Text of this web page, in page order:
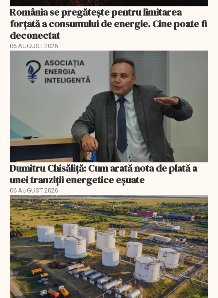
România se pregătește pentru limitarea
forțată a consumului de energie. Cine poate fi
deconectat
06 AUGUST 2026
Dumitru Chisăliță: Cum arată nota de plată a
unei tranziții energetice eșuate
06 AUGUST 2026